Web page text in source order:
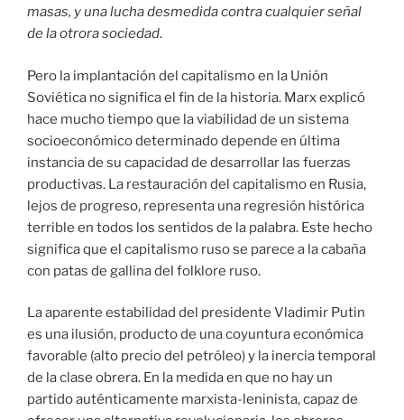
masas, y una lucha desmedida contra cualquier señal
de la otrora sociedad.
Pero la implantación del capitalismo en la Unión
Soviética no significa el fin de la historia. Marx explicó
hace mucho tiempo que la viabilidad de un sistema
socioeconómico determinado depende en última
instancia de su capacidad de desarrollar las fuerzas
productivas. La restauración del capitalismo en Rusia,
lejos de progreso, representa una regresión histórica
terrible en todos los sentidos de la palabra. Este hecho
significa que el capitalismo ruso se parece a la cabaña
con patas de gallina del folklore ruso.
La aparente estabilidad del presidente Vladimir Putin
es una ilusión, producto de una coyuntura económica
favorable (alto precio del petróleo) y la inercia temporal
de la clase obrera. En la medida en que no hay un
partido auténticamente marxista-leninista, capaz de